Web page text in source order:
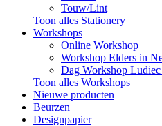
Touw/Lint
Toon alles Stationery
Workshops
Online Workshop
Workshop Elders in
Dag Workshop
Toon alles Workshops
Nieuwe producten
Beurzen
Designpapier